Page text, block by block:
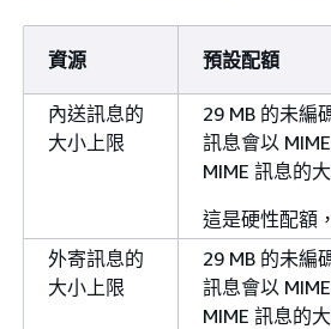
資源 預設配額
內送訊息的
大小上限
29 MB 的未編
訊息會以
MIME 訊息的
這是硬性配額
外寄訊息的
大小上限
29 MB 的未編
訊息會以
MIME 訊息的